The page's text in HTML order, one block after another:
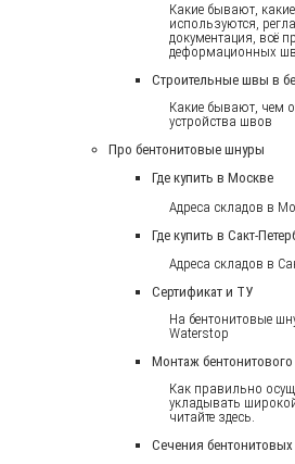
Какие бывают,
используются,
документация, всё
деформационных
Строительные швы в
Какие бывают, чем
устройства швов
Про бентонитовые шнуры
Где купить в Москве
Адреса складов в
Где купить в Сакт-
Адреса складов в
Сертификат и ТУ
На бентонитовые
Waterstop
Монтаж
Как правильно
укладывать
читайте здесь.
Сечения